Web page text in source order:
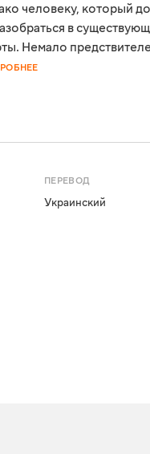
человеку, который
в
Немало
ПЕРЕВОД
Украинский